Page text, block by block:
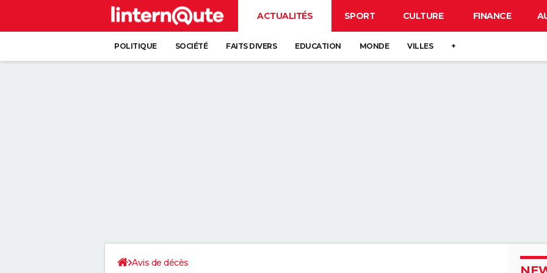
ACTUALITÉS SPORT CULTURE FINANCE
POLITIQUE SOCIÉTÉ FAITS DIVERS EDUCATION MONDE VILLES +
Avis de décès